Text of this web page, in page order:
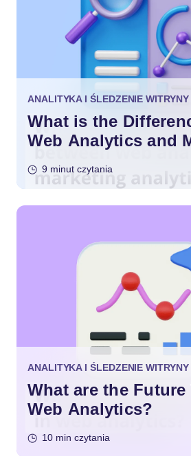
ANALITYKA I ŚLEDZENIE WITRYNY
What is the
Web Analytics and
9 minut czytania
ANALITYKA I ŚLEDZENIE WITRYNY
What are the
Web Analytics?
10 min czytania